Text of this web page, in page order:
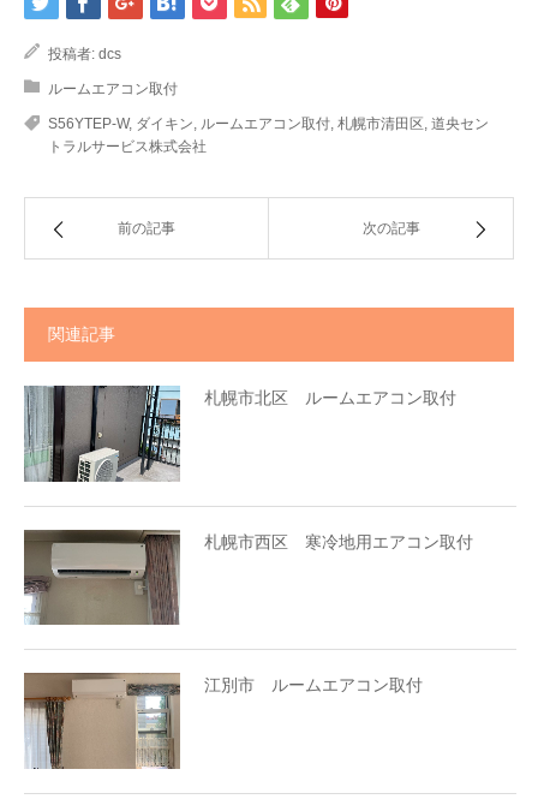
投稿者: dcs
ルームエアコン取付
S56YTEP-W, ダイキン ルームエアコン取付 札幌市清田区 道央セン
トラルサービス株式会社
前の記事 次の記事
関連記事
札幌市北区 ルームエアコン取付
札幌市西区 寒冷地用エアコン取付
江別市 ルームエアコン取付